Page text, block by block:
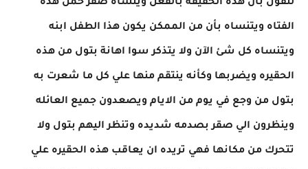
لنقول بأن هذه الحقيقه بالفعل وينساه صقر حمل هذه
الفتاه ويتنساه بأن من الممكن يكون هذا الطفل ابنه
ويتنساه كل شئ الآن ولا يتذكر سوا اهانة بتول من هذه
الحقيره ويضربها وكأنه ينتقم منها علي كل ما شعرت به
بتول من وجع في يوم من الايام ويصعدون جميع العائله
وينظرون الي صقر بصدمه شديده وتنظر اليهم بتول ولا
تتحرك من مكانها فهي تريده ان يعاقب هذه الحقيره علي